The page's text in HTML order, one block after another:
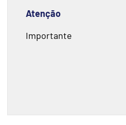
Atenção
Importante